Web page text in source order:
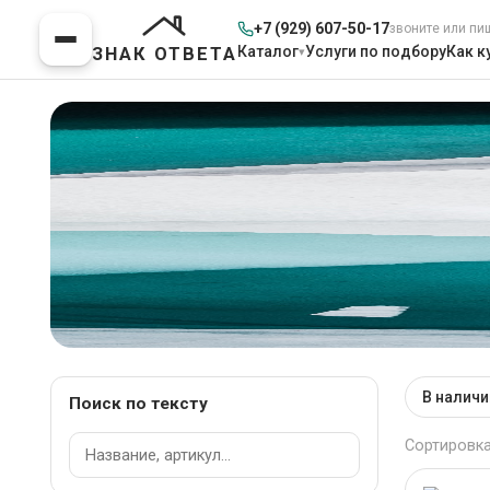
ЗНАК ОТВЕТА
+7 (929) 607-50-17звоните или
Каталог Услуги по подборуКак
Мебель для
Каталог товаров
Поиск по тексту В